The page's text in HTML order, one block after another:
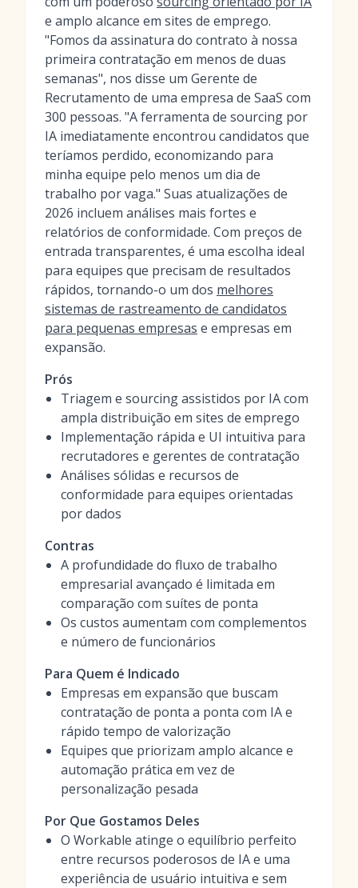
e amplo alcance em sites de emprego.
"Fomos da assinatura do contrato à nossa
primeira contratação em menos de duas
semanas", nos disse um Gerente de
Recrutamento de uma empresa de SaaS com
300 pessoas. "A ferramenta de sourcing por
IA imediatamente encontrou candidatos que
teríamos perdido, economizando para
minha equipe pelo menos um dia de
trabalho por vaga." Suas atualizações de
2026 incluem análises mais fortes e
relatórios de conformidade. Com preços de
entrada transparentes, é uma escolha ideal
para equipes que precisam de resultados
rápidos, tornando-o um dos melhores
sistemas de rastreamento de candidatos
para pequenas empresas e empresas em
expansão.
Prós
Triagem e sourcing assistidos por IA com
ampla distribuição em sites de emprego
Implementação rápida e UI intuitiva para
recrutadores e gerentes de contratação
Análises sólidas e recursos de
conformidade para equipes orientadas
por dados
Contras
A profundidade do fluxo de trabalho
empresarial avançado é limitada em
comparação com suítes de ponta
Os custos aumentam com complementos
e número de funcionários
Para Quem é Indicado
Empresas em expansão que buscam
contratação de ponta a ponta com IA e
rápido tempo de valorização
Equipes que priorizam amplo alcance e
automação prática em vez de
personalização pesada
Por Que Gostamos Deles
O Workable atinge o equilíbrio perfeito
entre recursos poderosos de IA e uma
experiência de usuário intuitiva e sem